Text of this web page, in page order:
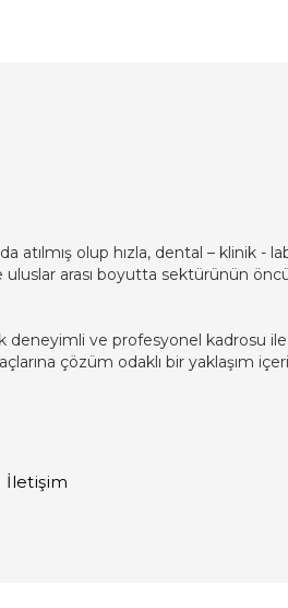
atılmış olup hızla, dental – klinik -
uluslar arası boyutta sektürünün
deneyimli ve profesyonel kadrosu
çözüm odaklı bir yaklaşım
İletişim